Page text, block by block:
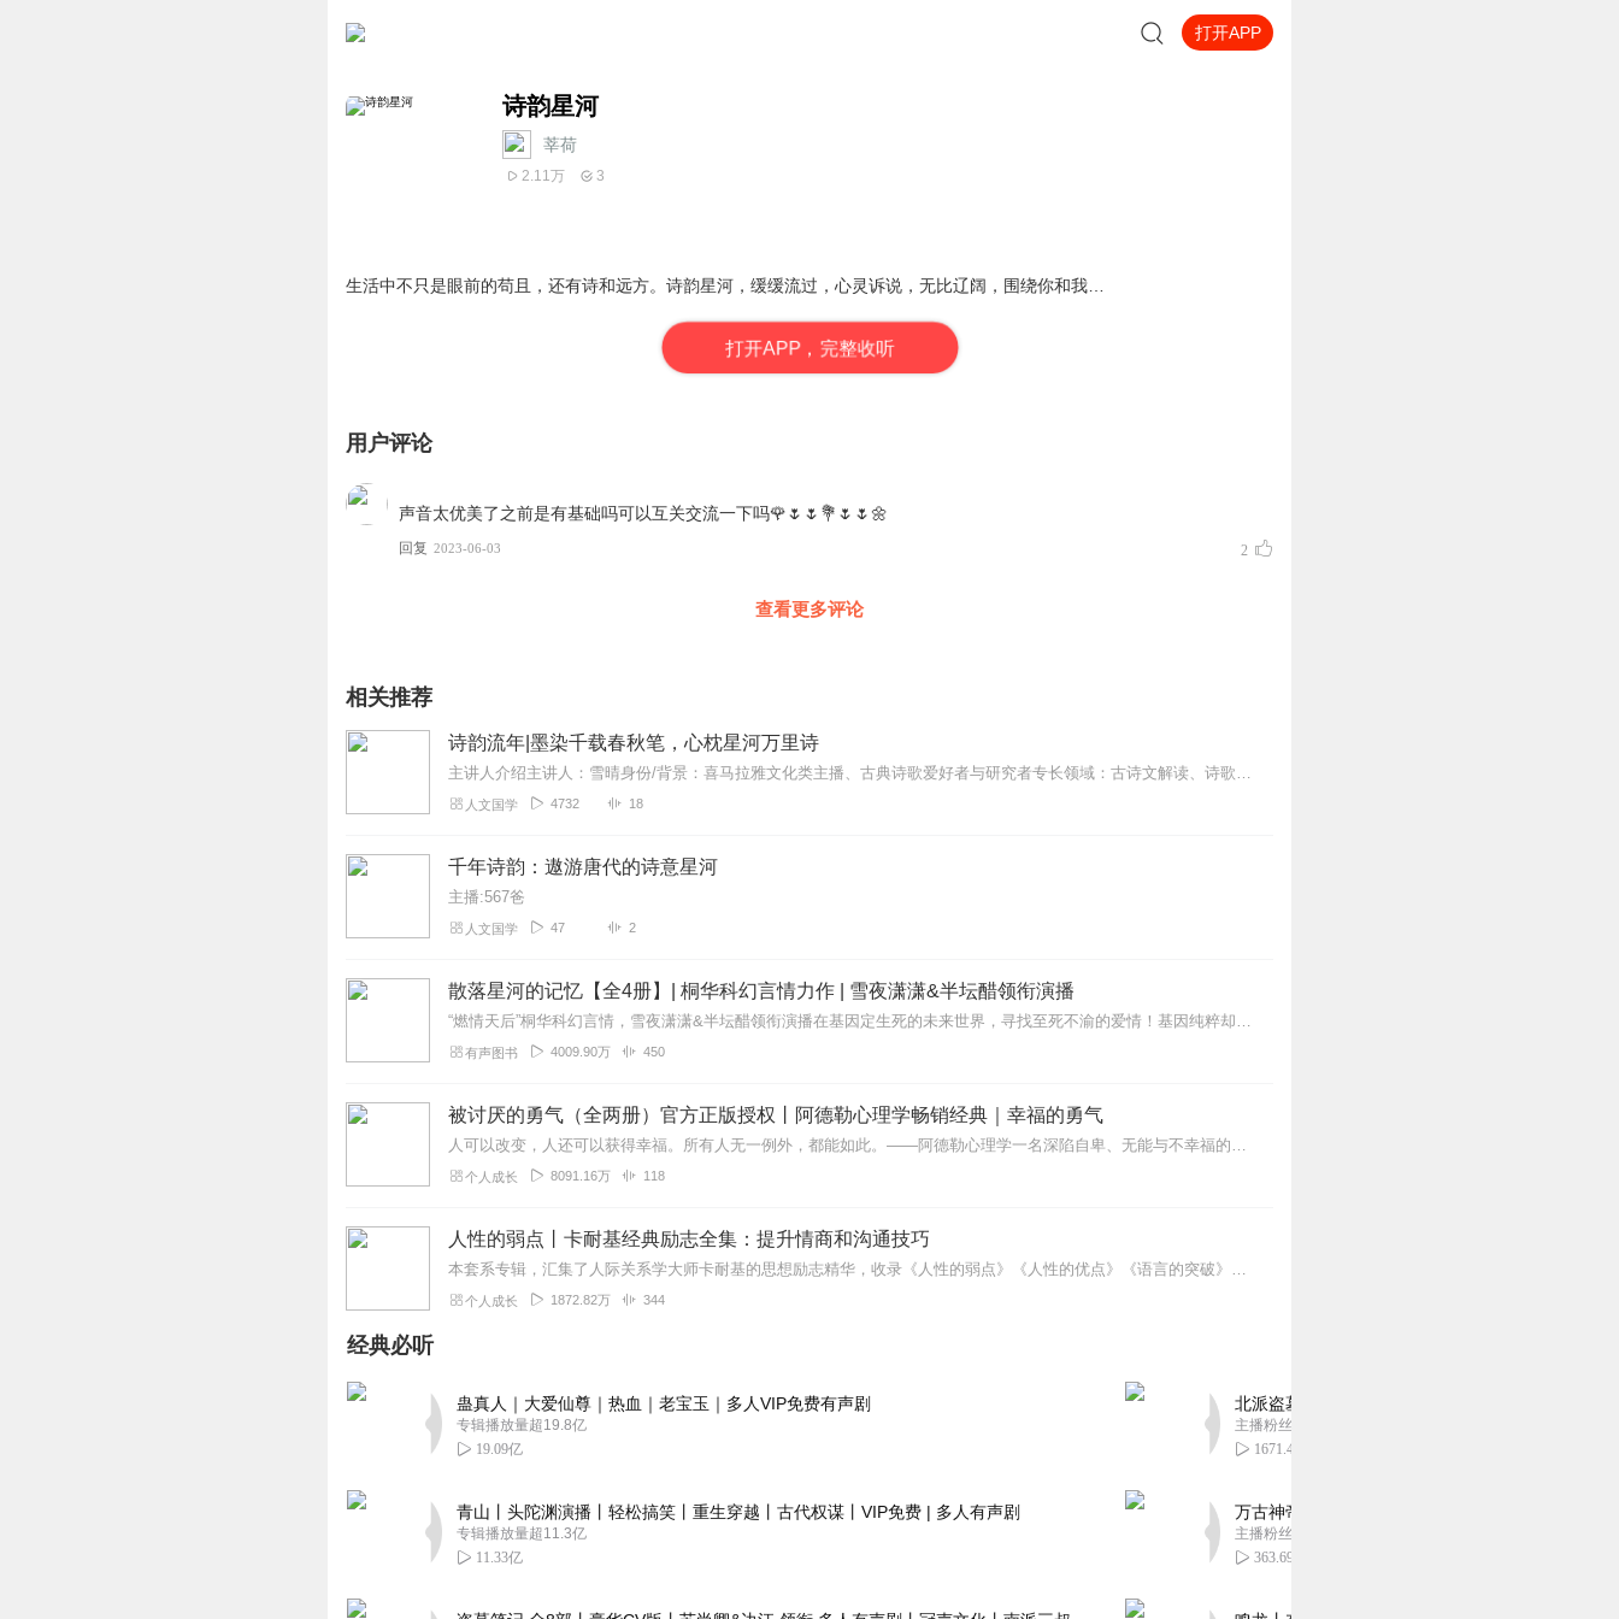
打开APP
诗韵星河
莘荷
2.11万 3
生活中不只是眼前的苟且，还有诗和远方。诗韵星河，缓缓流过，心灵诉说，无比辽阔，围绕你和我…
打开APP，完整收听
用户评论
声音太优美了之前是有基础吗可以互关交流一下吗🌹🌷🌷💐🌷🌷🌼
回复 2023-06-03 2
查看更多评论
相关推荐
诗韵流年|墨染千载春秋笔，心枕星河万里诗
主讲⼈介绍主讲⼈：雪晴⾝份/背景：喜⻢拉雅⽂化类主播、古典诗歌爱好者与研究者专⻓领域：古诗⽂解读、诗歌故事、历史⽂化背景讲述代表作品：《诗韵流年》《封神演义》《...
人文国学 4732 18
千年诗韵：遨游唐代的诗意星河
主播:567爸
人文国学 47 2
散落星河的记忆【全4册】| 桐华科幻言情力作 | 雪夜潇潇&半坛醋领衔演播
“燃情天后”桐华科幻言情，雪夜潇潇&半坛醋领衔演播在基因定生死的未来世界，寻找至死不渝的爱情！基因纯粹却没有记忆的女子与携带异种基因的男人相遇。一个是从别人基...
有声图书 4009.90万 450
被讨厌的勇气（全两册）官方正版授权丨阿德勒心理学畅销经典｜幸福的勇气
人可以改变，人还可以获得幸福。所有人无一例外，都能如此。——阿德勒心理学一名深陷自卑、无能与不幸福的青年，听到了一名哲人主张的“世界无比单纯，人人都能幸福”便来...
个人成长 8091.16万 118
人性的弱点丨卡耐基经典励志全集：提升情商和沟通技巧
本套系专辑，汇集了人际关系学大师卡耐基的思想励志精华，收录《人性的弱点》《人性的优点》《语言的突破》《美好的人生》《快乐的人生》等所有经典！是卡耐基的经典合辑，...
个人成长 1872.82万 344
经典必听
蛊真人｜大爱仙尊｜热血｜老宝玉｜多人VIP免费有声剧
专辑播放量超19.8亿
19.09亿
青山丨头陀渊演播丨轻松搞笑丨重生穿越丨古代权谋丨VIP免费 | 多人有声剧
专辑播放量超11.3亿
11.33亿
北派盗墓笔记丨头陀渊出品丨悬疑灵异丨摸金校尉
主播粉丝1659万
1671.41万
万古神帝丨玄幻丨热血丨紫襟团队演播丨多人有声
主播粉丝2836万
363.69万